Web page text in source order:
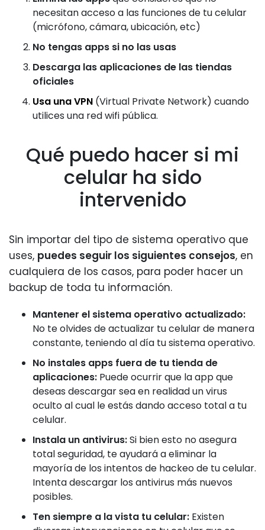
necesitan acceso a las funciones de tu celular
(micrófono, cámara, ubicación, etc)
No tengas apps si no las usas
Descarga las aplicaciones de las tiendas
oficiales
Usa una VPN (Virtual Private Network) cuando
utilices una red wifi pública.
Qué puedo hacer si mi
celular ha sido
intervenido
Sin importar del tipo de sistema operativo que
uses, puedes seguir los siguientes consejos, en
cualquiera de los casos, para poder hacer un
backup de toda tu información.
Mantener el sistema operativo actualizado:
No te olvides de actualizar tu celular de manera
constante, teniendo al día tu sistema operativo.
No instales apps fuera de tu tienda de
aplicaciones: Puede ocurrir que la app que
deseas descargar sea en realidad un virus
oculto al cual le estás dando acceso total a tu
celular.
Instala un antivirus:Si bien esto no asegura
total seguridad, te ayudará a eliminar la
mayoría de los intentos de hackeo de tu celular.
Intenta descargar los antivirus más nuevos
posibles.
Ten siempre a la vista tu celular: Existen